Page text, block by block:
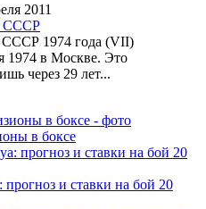
2011
СССР
СССР 1974 года (VII)
1974 в Москве. Это
через 29 лет...
в боксе
и ставки на бой 20